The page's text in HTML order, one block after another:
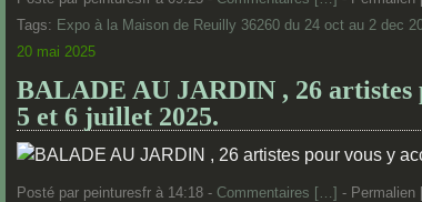
Tags: Expo à la Maison de Reuilly 36260 du 24 oct au 2 dec
20 mai 2025
BALADE AU JARDIN , 26 artistes
5 et 6 juillet 2025.
Posté par peinturesfr à 14:18 - Commentaires […] - Permalien